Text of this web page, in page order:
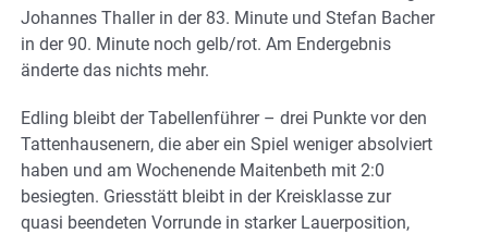
Johannes Thaller in der 83. Minute und Stefan Bacher
in der 90. Minute noch gelb/rot. Am Endergebnis
änderte das nichts mehr.
Edling bleibt der Tabellenführer – drei Punkte vor den
Tattenhausenern, die aber ein Spiel weniger absolviert
haben und am Wochenende Maitenbeth mit 2:0
besiegten. Griesstätt bleibt in der Kreisklasse zur
quasi beendeten Vorrunde in starker Lauerposition,